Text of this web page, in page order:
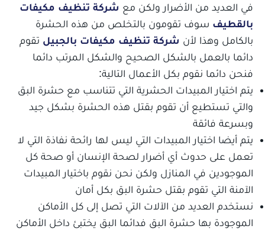
في العديد من الأضرار ولكن مع شركة تنظيف مكيفات
بالقطيف سوف تقومون بالتخلص من هذه الحشرة
بالكامل وهذا لأن شركة تنظيف مكيفات بالجبيل تقوم
دائما بالعمل بالشكل الصحيح والشكل المرتب دائما
فنحن دائما نقوم بكل الأعمال التالية:
يتم اختيار المبيدات الحشرية التي تتناسب مع حشرة البق
والتي تستطيع أن تقوم بقتل هذه الحشرة بشكل جيد
وبسرعة فائقة
يتم أيضا اختيار المبيدات التي ليس لها رائحة نفاذة التي لا
تعمل على حدوث أي أضرار لصحة الإنسان أو صحة كل
الموجودين في المنازل ولكن نحن نقوم باختيار المبيدات
الآمنة التي تقوم بقتل حشرة البق بكل أمان
نستخدم العديد من الآلات التي تصل إلى كل الأماكن
الموجودة بها حشرة البق فدائما البق يختبئ داخل الأماكن
جميع الخدمات